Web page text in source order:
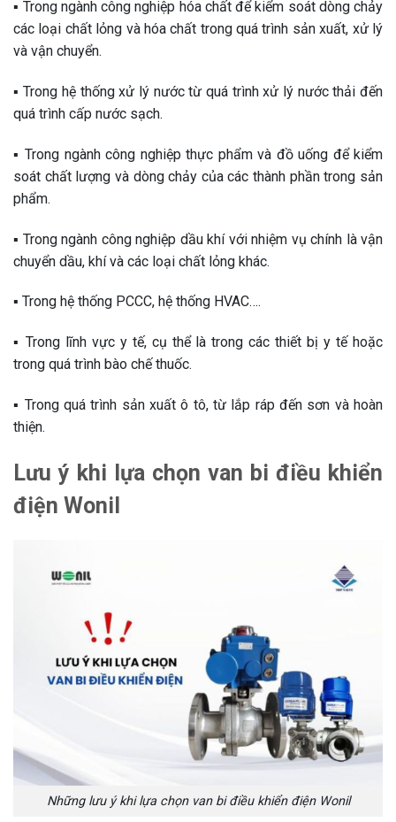
▪️ Trong ngành công nghiệp hóa chất để kiểm soát dòng chảy
các loại chất lỏng và hóa chất trong quá trình sản xuất, xử lý
và vận chuyển.
▪️ Trong hệ thống xử lý nước từ quá trình xử lý nước thải đến
quá trình cấp nước sạch.
▪️ Trong ngành công nghiệp thực phẩm và đồ uống để kiểm
soát chất lượng và dòng chảy của các thành phần trong sản
phẩm.
▪️ Trong ngành công nghiệp dầu khí với nhiệm vụ chính là vận
chuyển dầu, khí và các loại chất lỏng khác.
▪️ Trong hệ thống PCCC, hệ thống HVAC….
▪️ Trong lĩnh vực y tế, cụ thể là trong các thiết bị y tế hoặc
trong quá trình bào chế thuốc.
▪️ Trong quá trình sản xuất ô tô, từ lắp ráp đến sơn và hoàn
thiện.
Lưu ý khi lựa chọn van bi điều khiển
điện Wonil
Những lưu ý khi lựa chọn van bi điều khiển điện Wonil